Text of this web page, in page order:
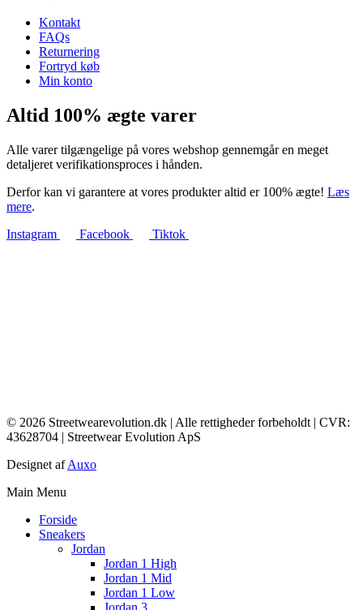
Kontakt
FAQs
Returnering
Fortryd køb
Min konto
Altid 100% ægte varer
Alle varer tilgængelige på vores webshop gennemgår en meget
detaljeret verifikationsproces i hånden.
Derfor kan vi garantere at vores produkter altid er 100% ægte! Læs
mere.
Instagram
Facebook Tiktok
© 2026 Streetwearevolution.dk | Alle rettigheder forbeholdt | CVR:
43628704 | Streetwear Evolution ApS
Designet afAuxo
Main Menu
Forside
Sneakers
Jordan
Jordan 1 High
Jordan 1 Mid
Jordan 1 Low
Jordan 3